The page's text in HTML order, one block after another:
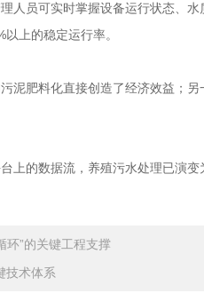
人员可实时掌握设备运行状态、
上的稳定运行率。
泥肥料化直接创造了经济效益；
上的数据流，养殖污水处理已演
环”的关键工程支撑
技术体系